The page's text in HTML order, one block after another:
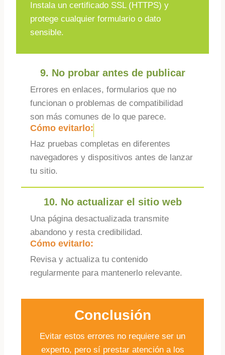
Instala un certificado SSL (HTTPS) y
protege cualquier formulario o dato
sensible.
9. No probar antes de publicar
Errores en enlaces, formularios que no
funcionan o problemas de compatibilidad
son más comunes de lo que parece.
Cómo evitarlo:
Haz pruebas completas en diferentes
navegadores y dispositivos antes de lanzar
tu sitio.
10. No actualizar el sitio web
Una página desactualizada transmite
abandono y resta credibilidad.
Cómo evitarlo:
Revisa y actualiza tu contenido
regularmente para mantenerlo relevante.
Conclusión
Evitar estos errores no requiere ser un
experto, pero sí prestar atención a los